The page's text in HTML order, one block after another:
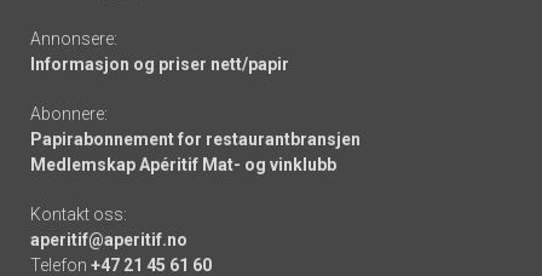
Annonsere:
Informasjon og priser nett/papir
Abonnere:
Papirabonnement for restaurantbransjen
Medlemskap Apéritif Mat- og vinklubb
Kontakt oss:
aperitif@aperitif.no
Telefon +47 21 45 61 60